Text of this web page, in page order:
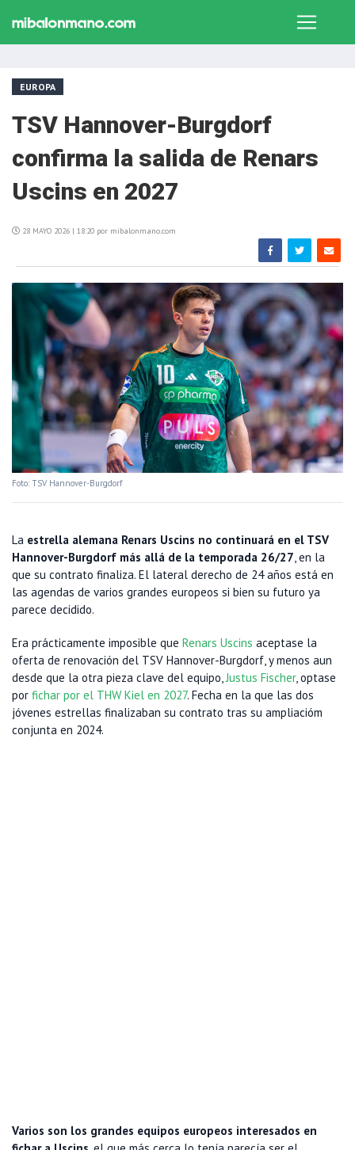
EUROPA
TSV Hannover-Burgdorf
confirma la salida de Renars
Uscins en 2027
28 MAYO 2026 | 18:20 por mibalonmano.com
Foto: TSV Hannover-Burgdorf
La estrella alemana Renars Uscins no continuará en el TSV
Hannover-Burgdorf más allá de la temporada 26/27, en la
que su contrato finaliza. El lateral derecho de 24 años está en
las agendas de varios grandes europeos si bien su futuro ya
parece decidido.
Era prácticamente imposible que Renars Uscins aceptase la
oferta de renovación del TSV Hannover-Burgdorf, y menos aun
desde que la otra pieza clave del equipo,Justus Fischer, optase
por fichar por el THW Kiel en 2027. Fecha en la que las dos
jóvenes estrellas finalizaban su contrato tras su ampliacióm
conjunta en 2024.
Varios son los grandes equipos europeos interesados en